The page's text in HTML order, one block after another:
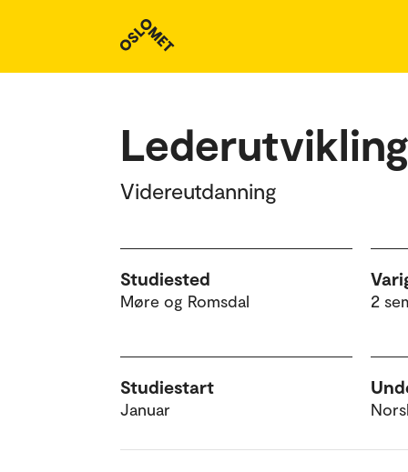
Studieoversikt
Videreutdanning
Studiested
Møre og Romsdal 2
Studiestart
Januar